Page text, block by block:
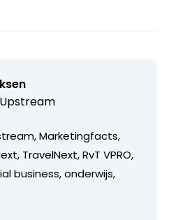
Upstream
Marketingfacts,
TravelNext, RvT VPRO,
business, onderwijs,